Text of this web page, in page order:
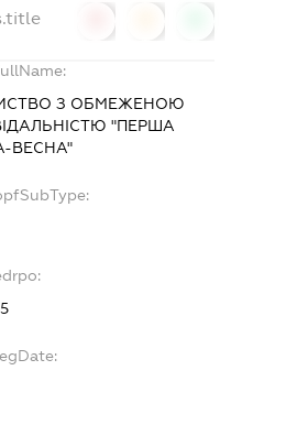
З ОБМЕЖЕНОЮ
"ПЕРША
ВЕСНА"